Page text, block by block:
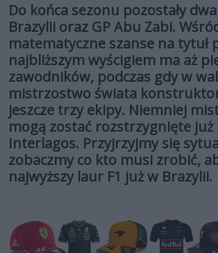
Do końca sezonu pozostały
Brazylii oraz GP Abu Zabi.
matematyczne szanse na tytuł
najbliższym wyścigiem ma aż
zawodników, podczas gdy w
mistrzostwo świata
jeszcze trzy ekipy. Niemniej
mogą zostać rozstrzygnięte już
Interlagos. Przyjrzyjmy się
zobaczmy co kto musi zrobić,
najwyższy laur F1 już w Brazylii.